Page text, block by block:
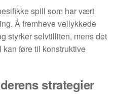
spill som har vært
Å fremheve vellykkede
styrker selvtilliten, mens det
føre til konstruktive
strategier